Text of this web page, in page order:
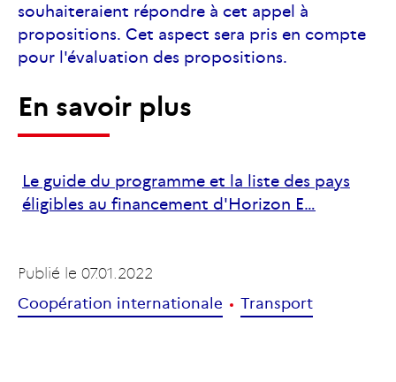
souhaiteraient répondre à cet appel à
propositions. Cet aspect sera pris en compte
pour l'évaluation des propositions.
En savoir plus
Le guide du programme et la liste des pays
éligibles au financement d'Horizon E…
Publié le 07.01.2022
Coopération internationale
Transport